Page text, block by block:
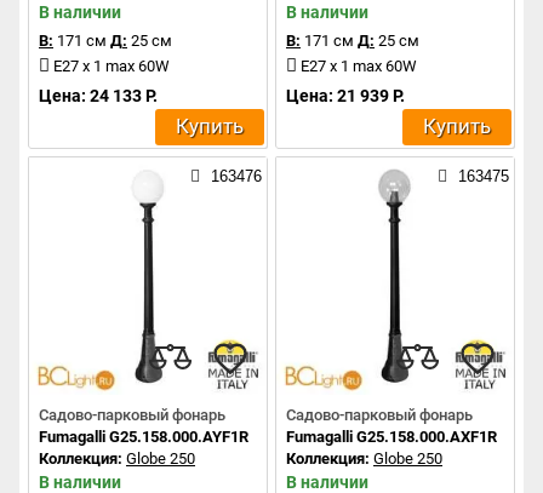
В наличии
В: 171 см Д: 25 см
E27 x 1 max 60W
Цена: 24 133 Р.
Купить
В наличии
В: 171 см Д: 25 см
E27 x 1 max 60W
Цена: 21 939 Р.
Купить
163476
Садово-парковый фонарь
Fumagalli G25.158.000.AYF1R
Коллекция: Globe 250
В наличии
163475
Садово-парковый фонарь
Fumagalli G25.158.000.AXF1R
Коллекция: Globe 250
В наличии